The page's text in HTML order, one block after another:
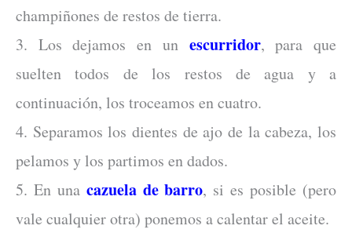
champiñones de restos de tierra.
3. Los dejamos en un escurridor, para que
suelten todos de los restos de agua y a
continuación, los troceamos en cuatro.
4. Separamos los dientes de ajo de la cabeza, los
pelamos y los partimos en dados.
5. En una cazuela de barro, si es posible (pero
vale cualquier otra) ponemos a calentar el aceite.